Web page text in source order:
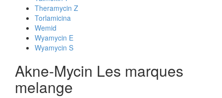
Theramycin Z
Torlamicina
Wemid
Wyamycin E
Wyamycin S
Akne-Mycin Les marques
melange